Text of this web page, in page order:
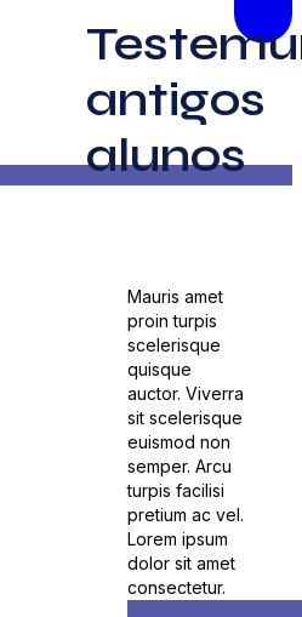
antigos
alunos
Mauris amet
proin turpis
scelerisque
quisque
auctor. Viverra
sit scelerisque
euismod non
semper. Arcu
turpis facilisi
pretium ac vel.
Lorem ipsum
dolor sit amet
consectetur.